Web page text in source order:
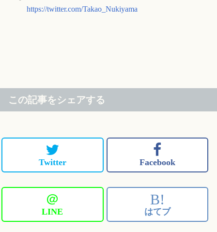
https://twitter.com/Takao_Nukiyama
この記事をシェアする
Twitter Facebook
＠
LINE
B!
はてブ